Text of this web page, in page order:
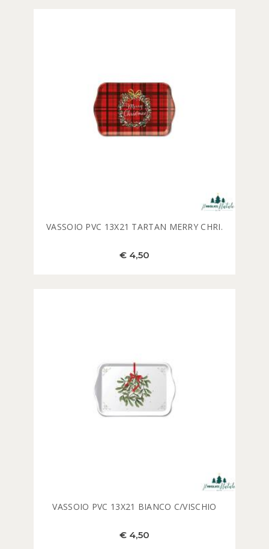
VASSOIO PVC 13X21 TARTAN MERRY CHRI.
€ 4,50
VASSOIO PVC 13X21 BIANCO C/VISCHIO
€ 4,50